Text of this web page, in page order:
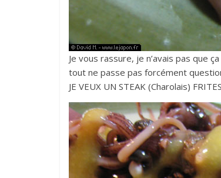
Je vous rassure, je n’avais pas que
tout ne passe pas forcément
JE VEUX UN STEAK (Charolais)